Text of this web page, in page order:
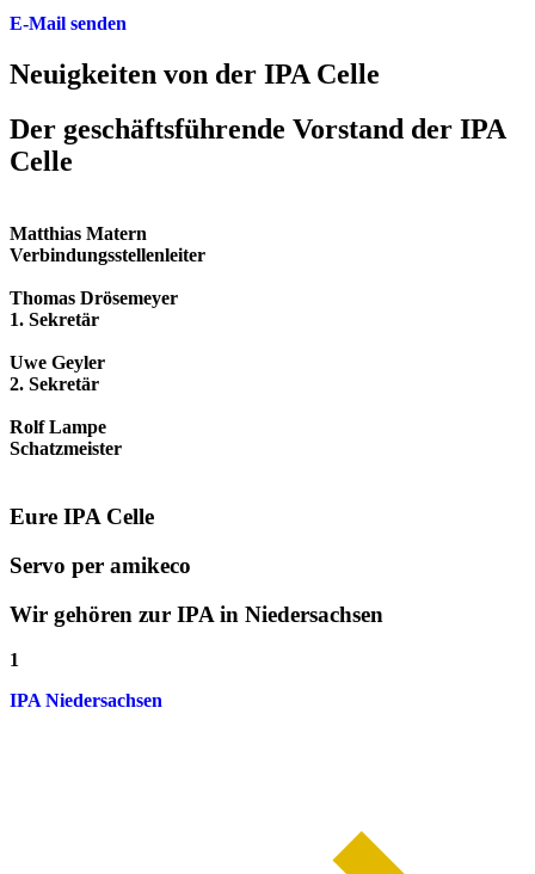
E-Mail senden
Neuigkeiten von der IPA Celle
Der geschäfts­führende Vorstand der IPA
Celle
Matthias Matern
Verbindungsstellenleiter
Thomas Drösemeyer
1. Sekretär
Uwe Geyler
2. Sekretär
Rolf Lampe
Schatzmeister
Eure IPA Celle
Servo per amikeco
Wir gehören zur IPA in Niedersachsen
1
IPA Niedersachsen